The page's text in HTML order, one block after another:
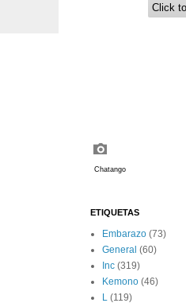
ETIQUETAS
Embarazo (73)
General (60)
Inc (319)
Kemono (46)
L (119)